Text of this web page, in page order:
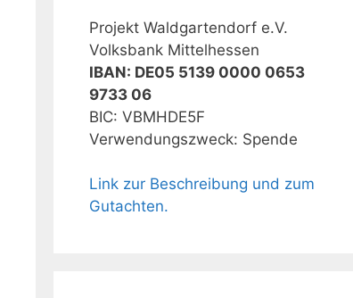
Projekt Waldgartendorf e.V.
Volksbank Mittelhessen
IBAN: DE05 5139 0000 0653
9733 06
BIC: VBMHDE5F
Verwendungszweck: Spende
Link zur Beschreibung und zum
Gutachten.